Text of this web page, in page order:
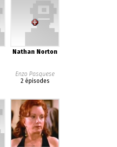
Nathan Norton
Enzo Pasquese
2 épisodes